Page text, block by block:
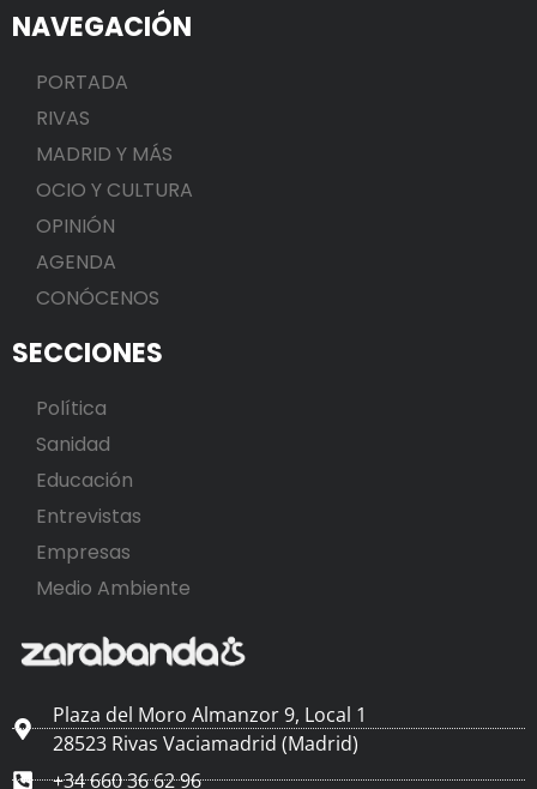
NAVEGACIÓN
PORTADA
RIVAS
MADRID Y MÁS
OCIO Y CULTURA
OPINIÓN
AGENDA
CONÓCENOS
SECCIONES
Política
Sanidad
Educación
Entrevistas
Empresas
Medio Ambiente
Plaza del Moro Almanzor 9, Local 1
28523 Rivas Vaciamadrid (Madrid)
+34 660 36 62 96